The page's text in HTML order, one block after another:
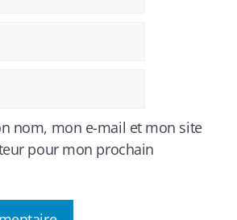
nom, mon e-mail et mon site
pour mon prochain